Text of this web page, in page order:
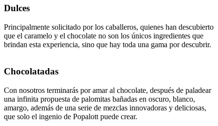
Dulces
Principalmente solicitado por los caballeros, quienes han descubierto
que el caramelo y el chocolate no son los únicos ingredientes que
brindan esta experiencia, sino que hay toda una gama por descubrir.
Chocolatadas
Con nosotros terminarás por amar al chocolate, después de paladear
una infinita propuesta de palomitas bañadas en oscuro, blanco,
amargo, además de una serie de mezclas innovadoras y deliciosas,
que solo el ingenio de Popalott puede crear.